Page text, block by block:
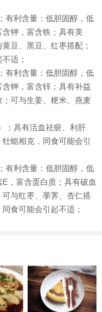
有利含量：低胆固醇，低
钾，富含铁；具有美
豆、黑豆、红枣搭配；
适；
有利含量：低胆固醇，低
钾，富含锌；具有补益
可与生姜、粳米、燕麦
；具有活血祛瘀、利肝
蛎相克，同食可能会引
有利含量：低胆固醇，低
，富含蛋白质；具有破血
与红枣、荸荠、杏仁搭
食可能会引起不适；